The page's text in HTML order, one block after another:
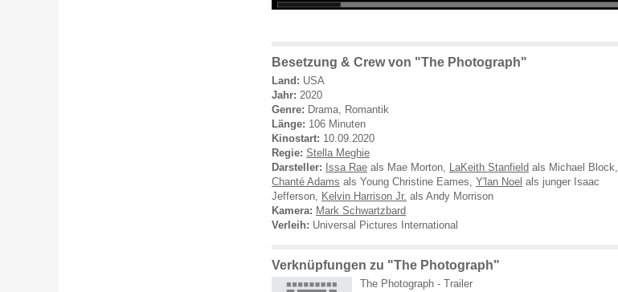
Besetzung & Crew von "The Photograph"
Land: USA
Jahr: 2020
Genre: Drama, Romantik
Länge: 106 Minuten
Kinostart: 10.09.2020
Regie: Stella Meghie
Darsteller: Issa Rae als Mae Morton, LaKeith Stanfield als Michael Block,
Chanté Adams als Young Christine Eames, Y'lan Noel als junger Isaac
Jefferson, Kelvin Harrison Jr. als Andy Morrison
Kamera: Mark Schwartzbard
Verleih: Universal Pictures International
Verknüpfungen zu "The Photograph"
The Photograph - Trailer